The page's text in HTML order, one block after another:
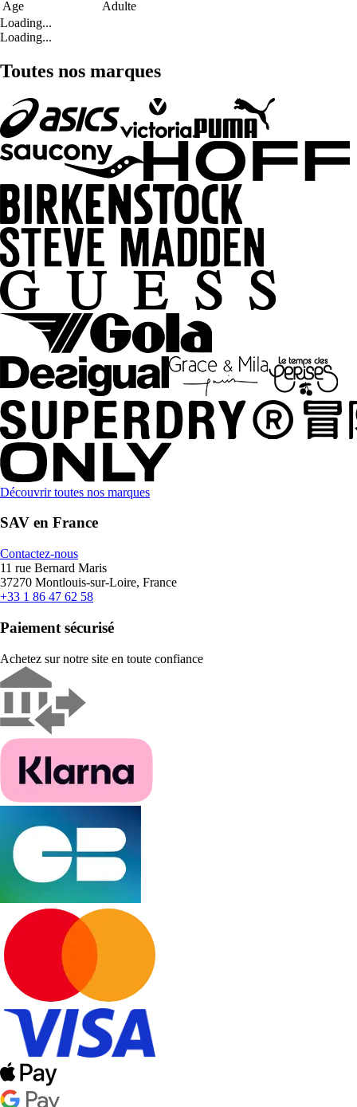
Age
Adulte
Loading...
Loading...
Toutes nos marques
Découvrir toutes nos marques
SAV en France
Contactez-nous
11 rue Bernard Maris
37270 Montlouis-sur-Loire, France
+33 1 86 47 62 58
Paiement sécurisé
Achetez sur notre site en toute confiance